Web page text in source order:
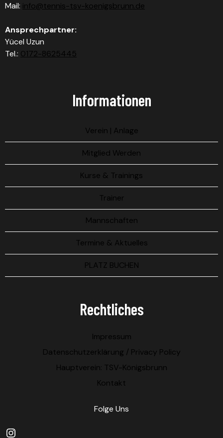
Mail: info@tennis-tsv-koenigsbrunn.de
Ansprechpartner:
Yücel Uzun
Tel.: 0172-8625445
Informationen
Verein | Anlage
Mitglied Werden
Kurse & Trainings
Trainer
Mannschaften
Termine & Aktuelles
PLATZ BUCHEN
Rechtliches
Impressum
Datenschutzerklärung / Privacy Policy
Hauptverein: TSV-Königsbrunn
Kontakt
Folge Uns
Instagram